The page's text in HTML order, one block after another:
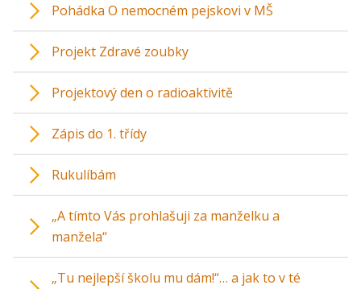
Pohádka O nemocném pejskovi v MŠ
Projekt Zdravé zoubky
Projektový den o radioaktivitě
Zápis do 1. třídy
Rukulíbám
„A tímto Vás prohlašuji za manželku a
manžela“
„Tu nejlepší školu mu dám!“… a jak to v té